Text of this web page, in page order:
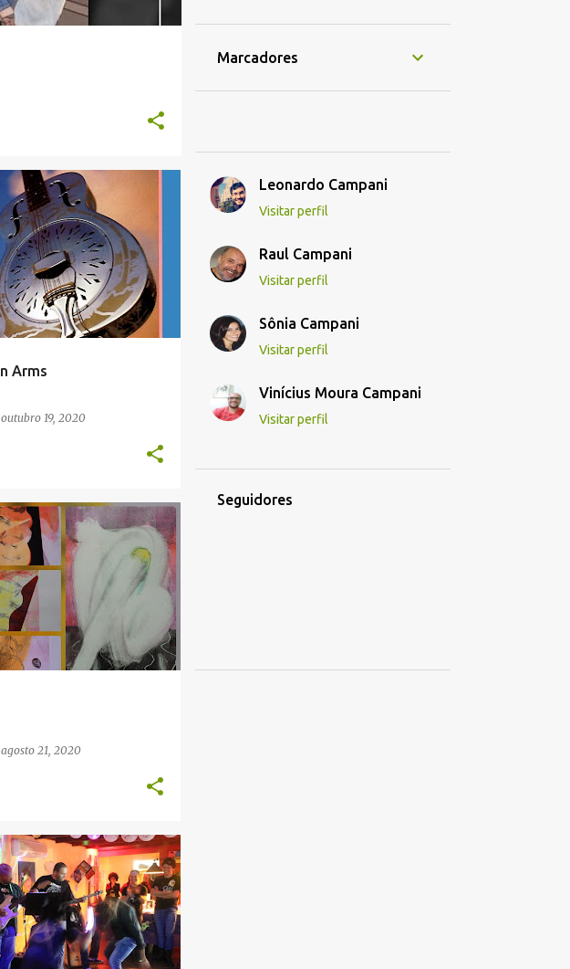
Arms
outubro 19, 2020
ROCK
agosto 21, 2020
EVENTOS
SARAU +
Marcadores
Leonardo Campani
Visitar perfil
Raul Campani
Visitar perfil
Sônia Campani
Visitar perfil
Vinícius Moura Campani
Visitar perfil
Seguidores